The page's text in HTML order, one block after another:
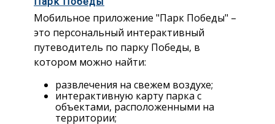
Мобильное приложение "Парк Победы" –
это персональный интерактивный
путеводитель по парку Победы, в
котором можно найти:
развлечения на свежем воздухе;
интерактивную карту парка с
объектами, расположенными на
территории;